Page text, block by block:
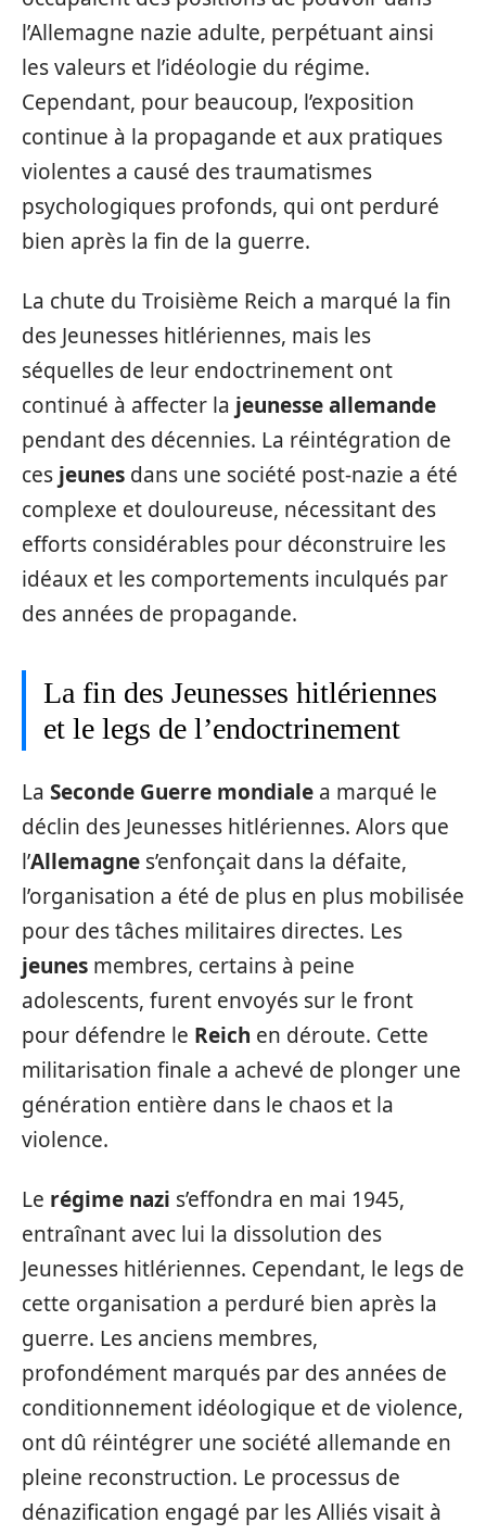
l’Allemagne nazie adulte, perpétuant ainsi
les valeurs et l’idéologie du régime.
Cependant, pour beaucoup, l’exposition
continue à la propagande et aux pratiques
violentes a causé des traumatismes
psychologiques profonds, qui ont perduré
bien après la fin de la guerre.
La chute du Troisième Reich a marqué la fin
des Jeunesses hitlériennes, mais les
séquelles de leur endoctrinement ont
continué à affecter la jeunesse allemande
pendant des décennies. La réintégration de
ces jeunes dans une société post-nazie a été
complexe et douloureuse, nécessitant des
efforts considérables pour déconstruire les
idéaux et les comportements inculqués par
des années de propagande.
La fin des Jeunesses hitlériennes
et le legs de l’endoctrinement
La Seconde Guerre mondiale a marqué le
déclin des Jeunesses hitlériennes. Alors que
l’Allemagne s’enfonçait dans la défaite,
l’organisation a été de plus en plus mobilisée
pour des tâches militaires directes. Les
jeunes membres, certains à peine
adolescents, furent envoyés sur le front
pour défendre le Reich en déroute. Cette
militarisation finale a achevé de plonger une
génération entière dans le chaos et la
violence.
Le régime nazi s’effondra en mai 1945,
entraînant avec lui la dissolution des
Jeunesses hitlériennes. Cependant, le legs de
cette organisation a perduré bien après la
guerre. Les anciens membres,
profondément marqués par des années de
conditionnement idéologique et de violence,
ont dû réintégrer une société allemande en
pleine reconstruction. Le processus de
dénazification engagé par les Alliés visait à